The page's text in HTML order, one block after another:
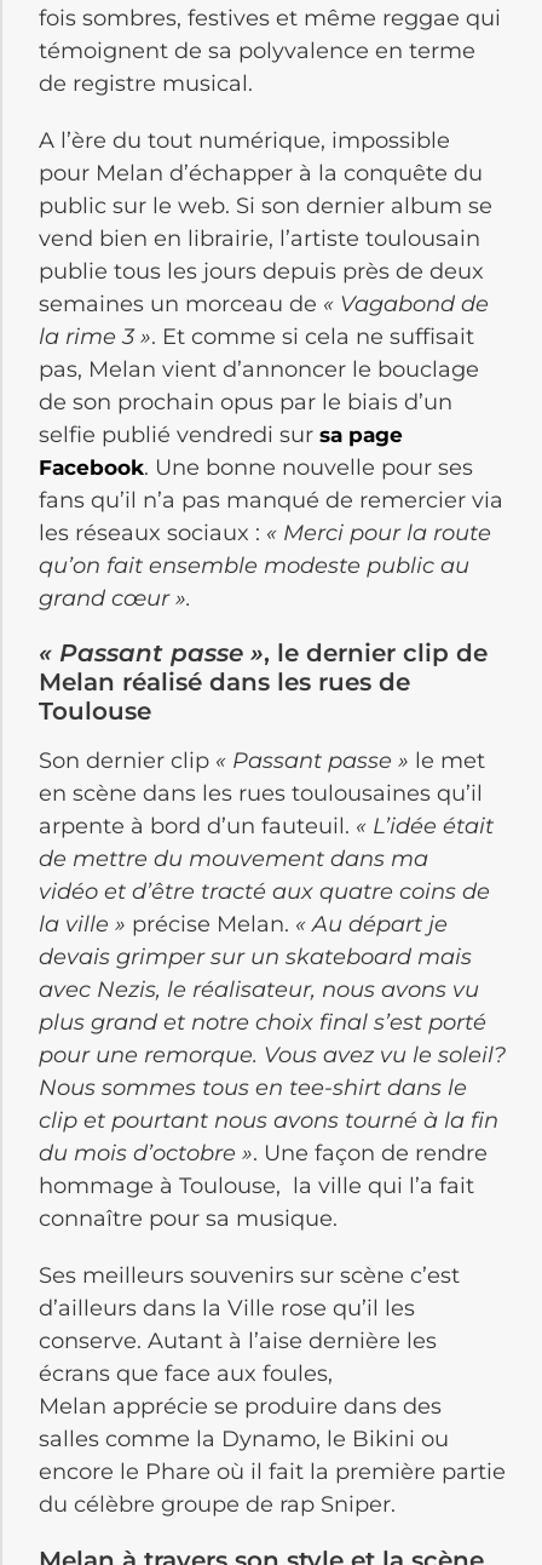
fois sombres, festives et même reggae qui
témoignent de sa polyvalence en terme
de registre musical.
A l’ère du tout numérique, impossible
pour Melan d’échapper à la conquête du
public sur le web. Si son dernier album se
vend bien en librairie, l’artiste toulousain
publie tous les jours depuis près de deux
semaines un morceau de « Vagabond de
la rime 3 ». Et comme si cela ne suffisait
pas, Melan vient d’annoncer le bouclage
de son prochain opus par le biais d’un
selfie publié vendredi sur sa page
Facebook. Une bonne nouvelle pour ses
fans qu’il n’a pas manqué de remercier via
les réseaux sociaux : « Merci pour la route
qu’on fait ensemble modeste public au
grand cœur ».
« Passant passe », le dernier clip de
Melan réalisé dans les rues de
Toulouse
Son dernier clip « Passant passe » le met
en scène dans les rues toulousaines qu’il
arpente à bord d’un fauteuil. « L’idée était
de mettre du mouvement dans ma
vidéo et d’être tracté aux quatre coins de
la ville » précise Melan. « Au départ je
devais grimper sur un skateboard mais
avec Nezis, le réalisateur, nous avons vu
plus grand et notre choix final s’est porté
pour une remorque. Vous avez vu le soleil?
Nous sommes tous en tee-shirt dans le
clip et pourtant nous avons tourné à la fin
du mois d’octobre ». Une façon de rendre
hommage à Toulouse, la ville qui l’a fait
connaître pour sa musique.
Ses meilleurs souvenirs sur scène c’est
d’ailleurs dans la Ville rose qu’il les
conserve. Autant à l’aise dernière les
écrans que face aux foules,
Melan apprécie se produire dans des
salles comme la Dynamo, le Bikini ou
encore le Phare où il fait la première partie
du célèbre groupe de rap Sniper.